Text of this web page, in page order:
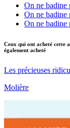
On ne badine
On ne badine
On ne badine
Ceux qui ont acheté cette
également acheté
Les précieuses
Molière